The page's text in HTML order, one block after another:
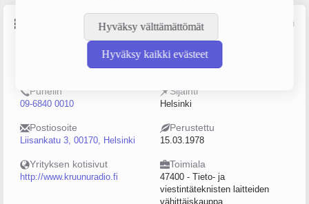
Hyväksy välttämättömät
Hyväksy kaikki evästeet
Lähde: YTJ, PRH, Traficom
Henkilöstömäärä
0–4
Puhelin
09-6840 0010
Sijainti
Helsinki
Postiosoite
Liisankatu 3, 00170, Helsinki
Perustettu
15.03.1978
Yrityksen kotisivut
http://www.kruunuradio.fi
Toimiala
47400 - Tieto- ja
viestintäteknisten laitteiden
vähittäiskauppa